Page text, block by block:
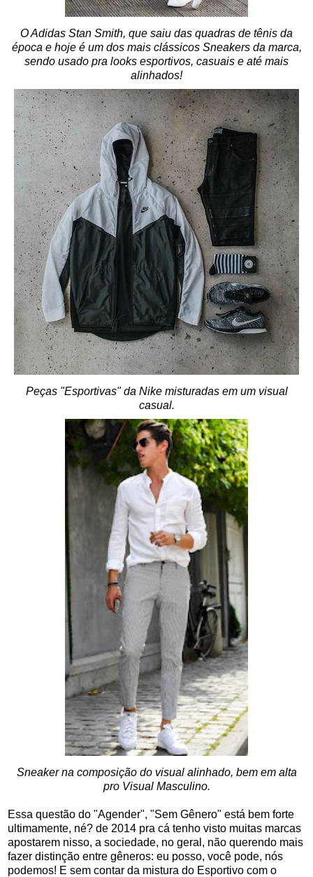
O Adidas Stan Smith, que saiu das quadras de tênis da
época e hoje é um dos mais clássicos Sneakers da marca,
sendo usado pra looks esportivos, casuais e até mais
alinhados!
Peças "Esportivas" da Nike misturadas em um visual
casual.
Sneaker na composição do visual alinhado, bem em alta
pro Visual Masculino.
Essa questão do "Agender", "Sem Gênero" está bem forte
ultimamente, né? de 2014 pra cá tenho visto muitas marcas
apostarem nisso, a sociedade, no geral, não querendo mais
fazer distinção entre gêneros: eu posso, você pode, nós
podemos! E sem contar da mistura do Esportivo com o